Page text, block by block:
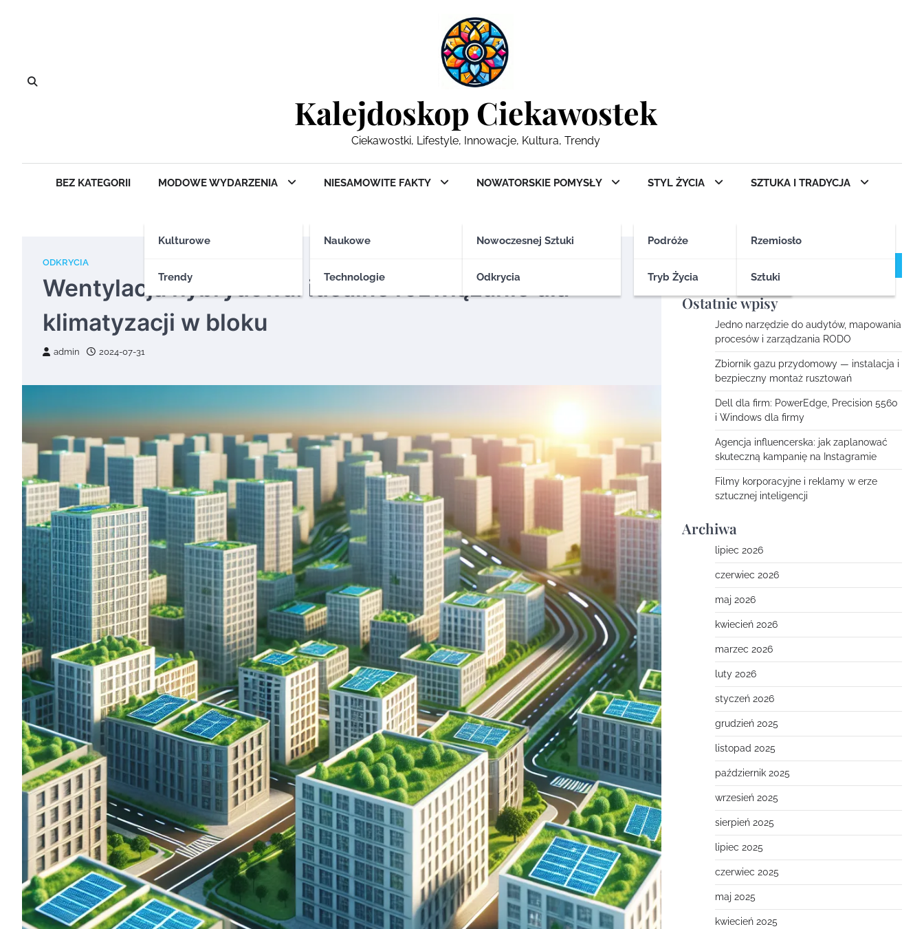
Kalejdoskop Ciekawostek
Ciekawostki, Lifestyle, Innowacje, Kultura, Trendy
BEZ KATEGORII MODOWE WYDARZENIA
Kulturowe
Trendy
NIESAMOWITE FAKTY
Naukowe
Technologie
NOWATORSKIE POMYSŁY
Nowoczesnej Sztuki
Odkrycia
STYL ŻYCIA
Podróże
Tryb Życia
SZTUKA I TRADYCJA
Rzemiosło
Sztuki
ODKRYCIA
Wentylacja hybrydowa: idealne rozwiązanie dla
klimatyzacji w bloku
admin 2024-07-31
Szukaj
Ostatnie wpisy
Jedno narzędzie do audytów, mapowania
procesów i zarządzania RODO
Zbiornik gazu przydomowy — instalacja i
bezpieczny montaż rusztowań
Dell dla firm: PowerEdge, Precision 5560
i Windows dla firmy
Agencja influencerska: jak zaplanować
skuteczną kampanię na Instagramie
Filmy korporacyjne i reklamy w erze
sztucznej inteligencji
Archiwa
lipiec 2026
czerwiec 2026
maj 2026
kwiecień 2026
marzec 2026
luty 2026
styczeń 2026
grudzień 2025
listopad 2025
październik 2025
wrzesień 2025
sierpień 2025
lipiec 2025
czerwiec 2025
maj 2025
kwiecień 2025